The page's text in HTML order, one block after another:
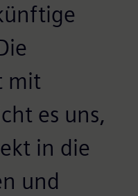
mit
es uns,
in die
und